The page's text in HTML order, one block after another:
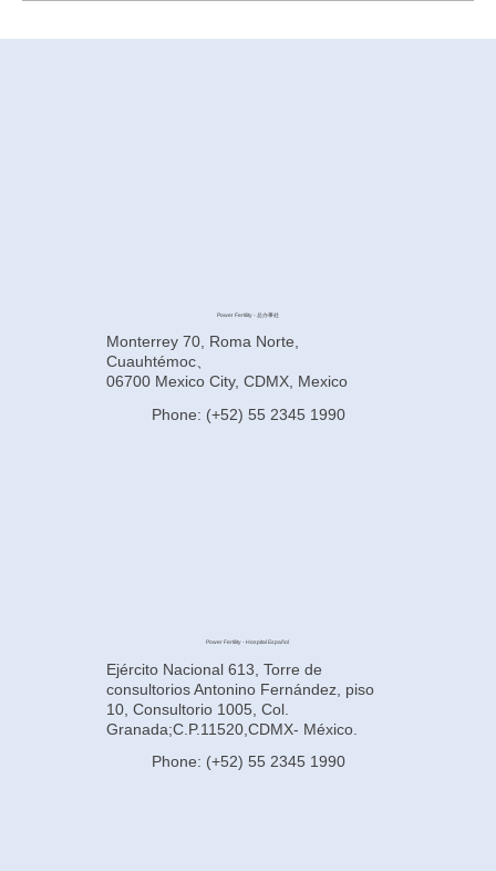
墨西哥代孕前如何提高卵子质量？
Power Fertility - 总办事处
Monterrey 70, Roma Norte,
Cuauhtémoc、
06700 Mexico City, CDMX, Mexico
Phone: (+52) 55 2345 1990
Power Fertility - Hospital Español
Ejército Nacional 613, Torre de
consultorios Antonino Fernández, piso
10, Consultorio 1005, Col.
Granada;C.P.11520,CDMX- México.
Phone: (+52) 55 2345 1990